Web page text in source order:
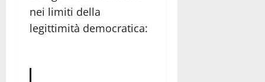
nei limiti della
legittimità democratica: